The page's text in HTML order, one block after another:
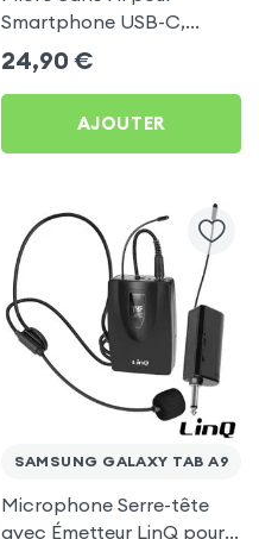
Smartphone USB-C,
Bluetooth et
Omnidirectionnel avec
Réduction de Bruit - Puluz
24,90 €
AJOUTER
SAMSUNG GALAXY TAB A9
Microphone Serre-tête
avec Émetteur LinQ pour